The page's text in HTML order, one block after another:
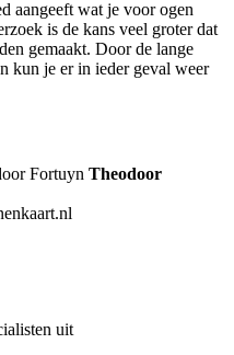
aangeeft wat je voor ogen
is de kans veel groter dat
gemaakt. Door de lange
kun je er in ieder geval weer
Theodoor
uit